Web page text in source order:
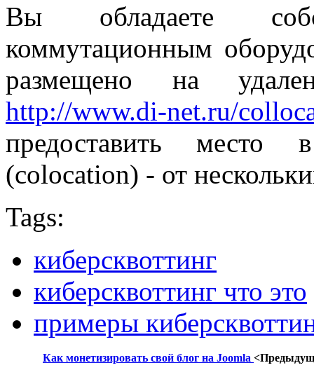
Вы обладаете
коммутационным
размещено на
http://www.di-net.ru/
предоставить место
(colocation) - от
Tags:
киберсквоттинг
киберсквоттинг что это
примеры
Как монетизировать свой блог на Joomla